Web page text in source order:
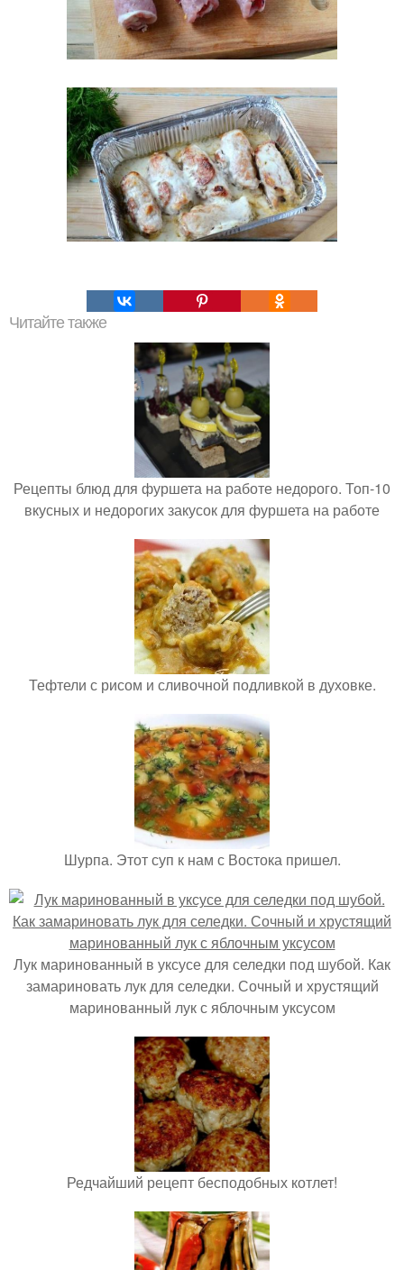
Читайте также
Рецепты блюд для фуршета на работе недорого. Топ-10
вкусных и недорогих закусок для фуршета на работе
Тефтели с рисом и сливочной подливкой в духовке.
Шурпа. Этот суп к нам с Востока пришел.
Лук маринованный в уксусе для селедки под шубой. Как
замариновать лук для селедки. Сочный и хрустящий
маринованный лук с яблочным уксусом
Редчайший рецепт бесподобных котлет!